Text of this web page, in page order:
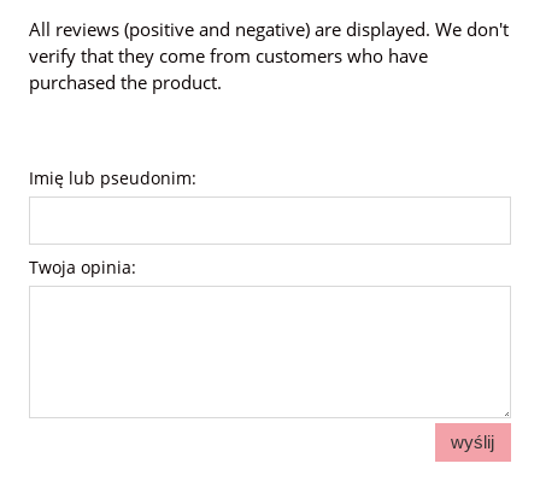
All reviews (positive and negative) are displayed. We don't
verify that they come from customers who have
purchased the product.
Imię lub pseudonim:
Twoja opinia:
wyślij